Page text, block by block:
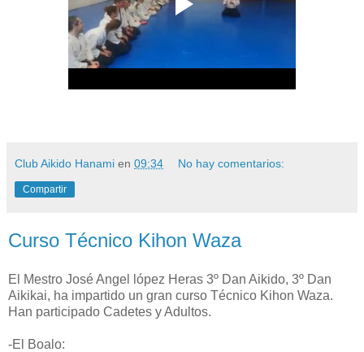
Club Aikido Hanami en 09:34 No hay comentarios:
Compartir
Curso Técnico Kihon Waza
El Mestro José Angel lópez Heras 3º Dan Aikido, 3º Dan
Aikikai, ha impartido un gran curso Técnico Kihon Waza.
Han participado Cadetes y Adultos.
-El Boalo: